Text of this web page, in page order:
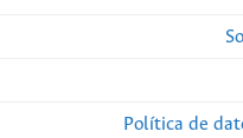
Política de